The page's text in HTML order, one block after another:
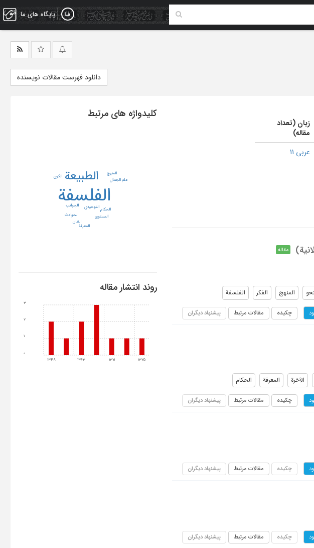
پایگاه های ما
دانلود فهرست مقالات نویسنده
زبان (تعداد
مقاله)
عربی 11
مقاله
المنهج الفکر الفلسفة
چکیده مقالات مرتبط پیشنهاد دیگران
الآخرة المعرفة الحکام
چکیده مقالات مرتبط پیشنهاد دیگران
چکیده مقالات مرتبط پیشنهاد دیگران
چکیده مقالات مرتبط پیشنهاد دیگران
کلیدواژه های مرتبط
الفلسفة
الطبیعة
التوحیدی
الجوانب
الحوادث
الحکام
الفنان
المستوی
المعرفۀ
المنهج الکون
علم الجمال
روند انتشار مقاله
1348 1363 1371 1375
0
1
2
3